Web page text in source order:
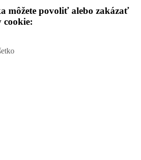
môžete povoliť alebo zakázať
cookie: